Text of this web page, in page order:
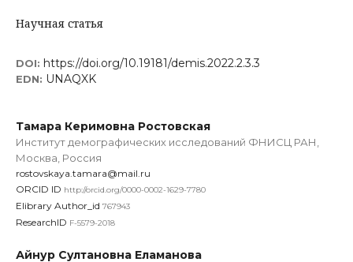
Научная статья
DOI: https://doi.org/10.19181/demis.2022.2.3.3
EDN: UNAQXK
Тамара Керимовна Ростовская
Институт демографических исследований ФНИСЦ РАН,
Москва, Россия
rostovskaya.tamara@mail.ru
ORCID ID http://orcid.org/0000-0002-1629-7780
Elibrary Author_id 767943
ResearchID F-5579-2018
Айнур Султановна Еламанова